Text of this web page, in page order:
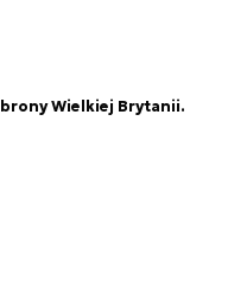
Wielkiej Brytanii.